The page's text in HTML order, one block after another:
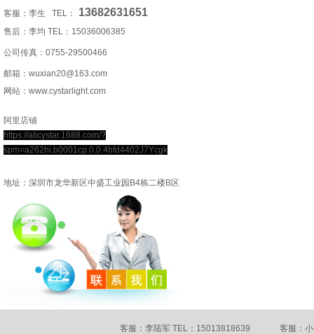
客服：李生 TEL： 13682631651
售后：李均 TEL： 15036006385
公司传真：0755-29500466
邮箱：wuxian20@163.com
网站：www.cystarlight.com
阿里店铺
https://alicystar.1688.com/?
spm=a262hi.b0001cp.0.0.4bfd4402J7Ycgk
地址：深圳市龙华新区中盛工业园B4栋二楼B区
客服：李陆军 TEL：15013818639 客服